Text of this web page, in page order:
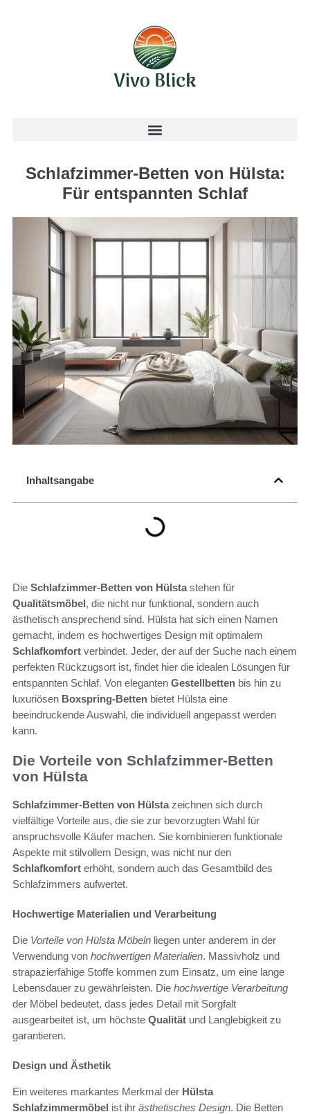
Schlafzimmer-Betten von Hülsta:
Für entspannten Schlaf
Inhaltsangabe
Die Schlafzimmer-Betten von Hülstastehen für
Qualitätsmöbel, die nicht nur funktional, sondern auch
ästhetisch ansprechend sind. Hülsta hat sich einen Namen
gemacht, indem es hochwertiges Design mit optimalem
Schlafkomfort verbindet. Jeder, der auf der Suche nach einem
perfekten Rückzugsort ist, findet hier die idealen Lösungen für
entspannten Schlaf. Von eleganten Gestellbetten bis hin zu
luxuriösen Boxspring-Betten bietet Hülsta eine
beeindruckende Auswahl, die individuell angepasst werden
kann.
Die Vorteile von Schlafzimmer-Betten
von Hülsta
Schlafzimmer-Betten von Hülstazeichnen sich durch
vielfältige Vorteile aus, die sie zur bevorzugten Wahl für
anspruchsvolle Käufer machen. Sie kombinieren funktionale
Aspekte mit stilvollem Design, was nicht nur den
Schlafkomfort erhöht, sondern auch das Gesamtbild des
Schlafzimmers aufwertet.
Hochwertige Materialien und Verarbeitung
Die Vorteile von Hülsta Möbeln liegen unter anderem in der
Verwendung von hochwertigen Materialien. Massivholz und
strapazierfähige Stoffe kommen zum Einsatz, um eine lange
Lebensdauer zu gewährleisten. Die hochwertige Verarbeitung
der Möbel bedeutet, dass jedes Detail mit Sorgfalt
ausgearbeitet ist, um höchste Qualität und Langlebigkeit zu
garantieren.
Design und Ästhetik
Ein weiteres markantes Merkmal der Hülsta
Schlafzimmermöbel ist ihr ästhetisches Design. Die Betten